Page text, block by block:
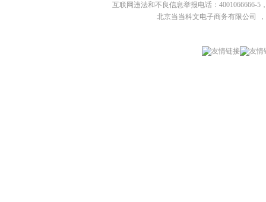
互联网违法和不良信息举报电话：4001066666-5
北京当当科文电子商务有限公司